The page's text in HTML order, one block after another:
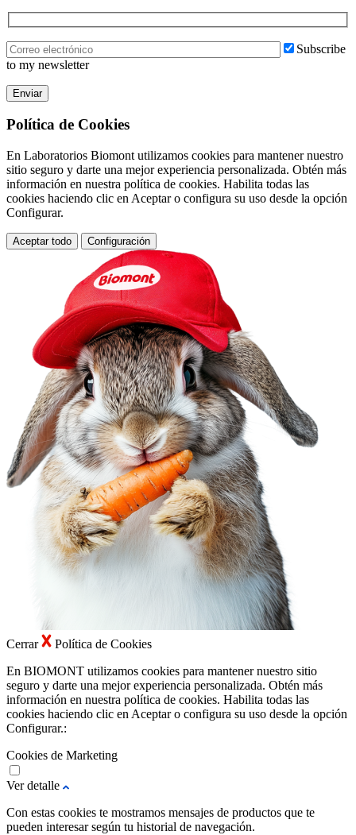
Subscribe
to my newsletter
Enviar
Política de Cookies
En Laboratorios Biomont utilizamos cookies para mantener nuestro
sitio seguro y darte una mejor experiencia personalizada. Obtén más
información en nuestra política de cookies. Habilita todas las
cookies haciendo clic en Aceptar o configura su uso desde la opción
Configurar.
Aceptar todo Configuración
Cerrar
Política de Cookies
En BIOMONT utilizamos cookies para mantener nuestro sitio
seguro y darte una mejor experiencia personalizada. Obtén más
información en nuestra política de cookies. Habilita todas las
cookies haciendo clic en Aceptar o configura su uso desde la opción
Configurar.:
Cookies de Marketing
Ver detalle
Con estas cookies te mostramos mensajes de productos que te
pueden interesar según tu historial de navegación.